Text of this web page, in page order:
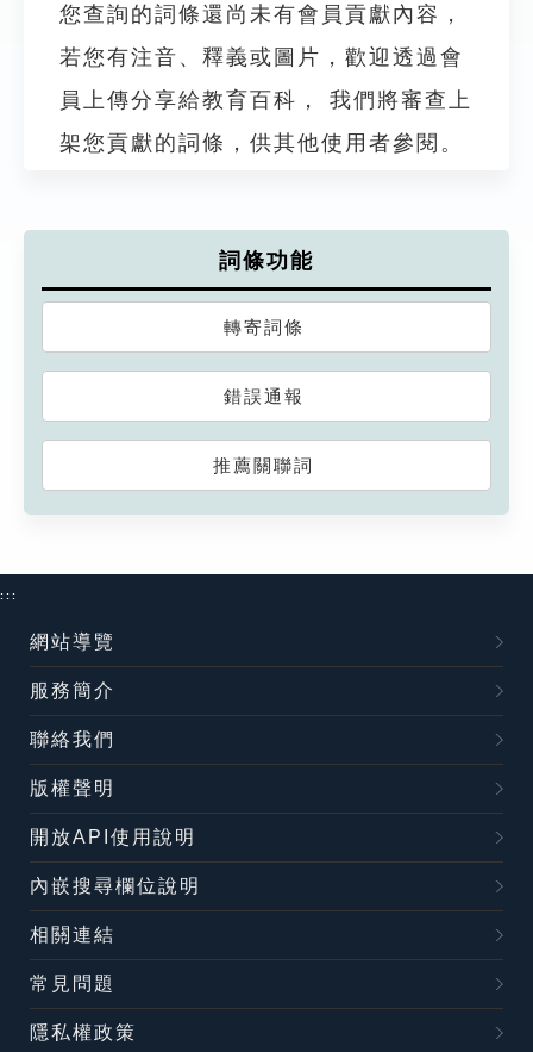
您查詢的詞條還尚未有會員貢獻內容，
若您有注音、釋義或圖片，歡迎透過會
員上傳分享給教育百科， 我們將審查上
架您貢獻的詞條，供其他使用者參閱。
詞條功能
轉寄詞條
錯誤通報
推薦關聯詞
:::
網站導覽
服務簡介
聯絡我們
版權聲明
開放API使用說明
內嵌搜尋欄位說明
相關連結
常見問題
隱私權政策